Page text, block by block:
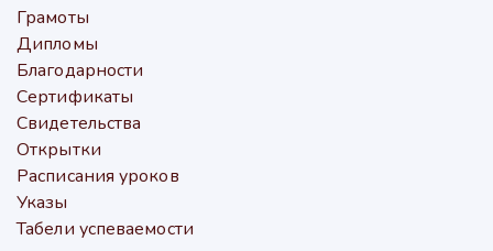
Грамоты
Дипломы
Благодарности
Сертификаты
Свидетельства
Открытки
Расписания уроков
Указы
Табели успеваемости